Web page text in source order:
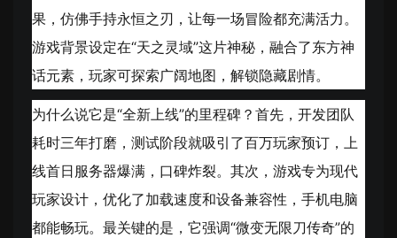
果，仿佛手持永恒之刃，让每一场冒险都充满活力。
游戏背景设定在“天之灵域”这片神秘，融合了东方神
话元素，玩家可探索广阔地图，解锁隐藏剧情。
为什么说它是“全新上线”的里程碑？首先，开发团队
耗时三年打磨，测试阶段就吸引了百万玩家预订，上
线首日服务器爆满，口碑炸裂。其次，游戏专为现代
玩家设计，优化了加载速度和设备兼容性，手机电脑
都能畅玩。最关键的是，它强调“微变无限刀传奇”的